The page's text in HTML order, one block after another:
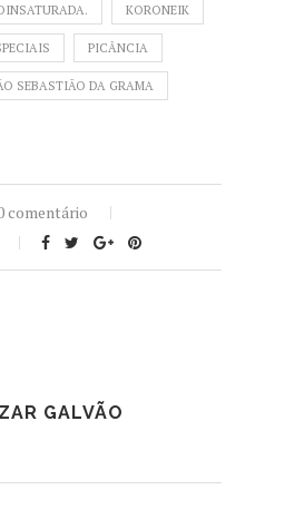
KORONEIK
PICÂNCIA
SEBASTIÃO DA GRAMA
comentário
GALVÃO